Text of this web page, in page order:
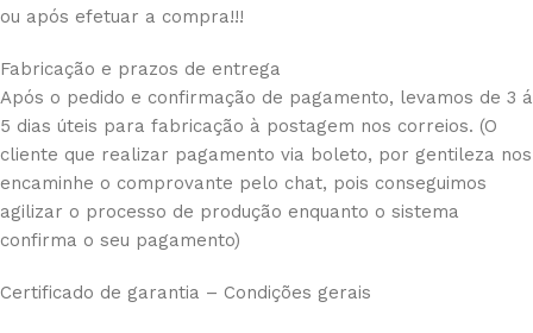
ou após efetuar a compra!!!
Fabricação e prazos de entrega
Após o pedido e confirmação de pagamento, levamos de 3 á
5 dias úteis para fabricação à postagem nos correios. (O
cliente que realizar pagamento via boleto, por gentileza nos
encaminhe o comprovante pelo chat, pois conseguimos
agilizar o processo de produção enquanto o sistema
confirma o seu pagamento)
Certificado de garantia – Condições gerais